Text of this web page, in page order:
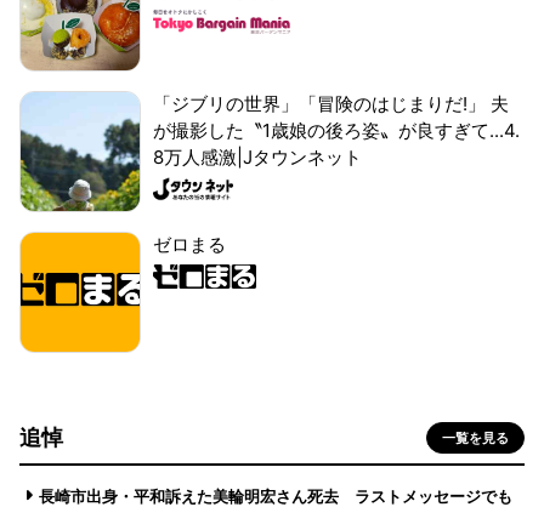
「ジブリの世界」「冒険のはじまりだ!」 夫
が撮影した〝1歳娘の後ろ姿〟が良すぎて...4.
8万人感激|Jタウンネット
ゼロまる
追悼 一覧を見る
長崎市出身・平和訴えた美輪明宏さん死去 ラストメッセージでも